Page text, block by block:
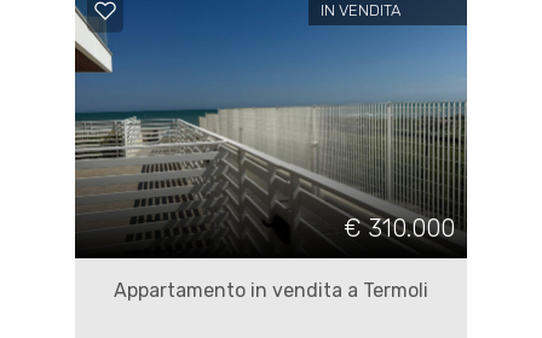
IN VENDITA
€ 310.000
Appartamento in vendita a Termoli